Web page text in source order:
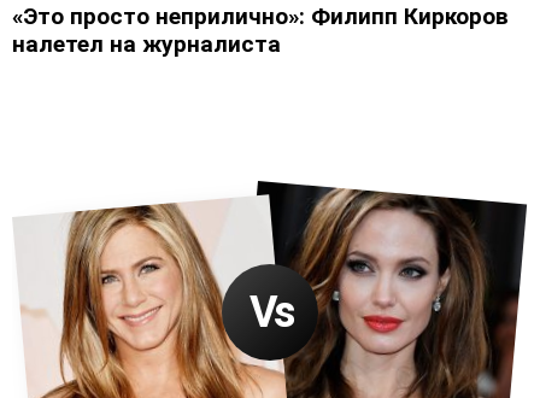
«Это просто неприлично»: Филипп Киркоров
налетел на журналиста